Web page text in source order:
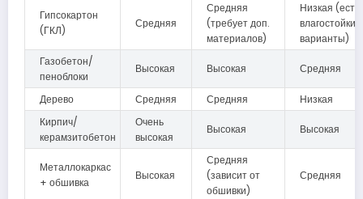
Гипсокартон
(ГКЛ)
Средняя
Средняя
(требует доп.
материалов)
Низкая (есть
влагостойкие
варианты)
Газобетон/
пеноблоки
Высокая Высокая Средняя
Дерево Средняя Средняя
Низкая
Кирпич/
керамзитобетон
Очень
высокая
Высокая Высокая
Металлокаркас
+ обшивка
Высокая
Средняя
(зависит от
обшивки)
Средняя